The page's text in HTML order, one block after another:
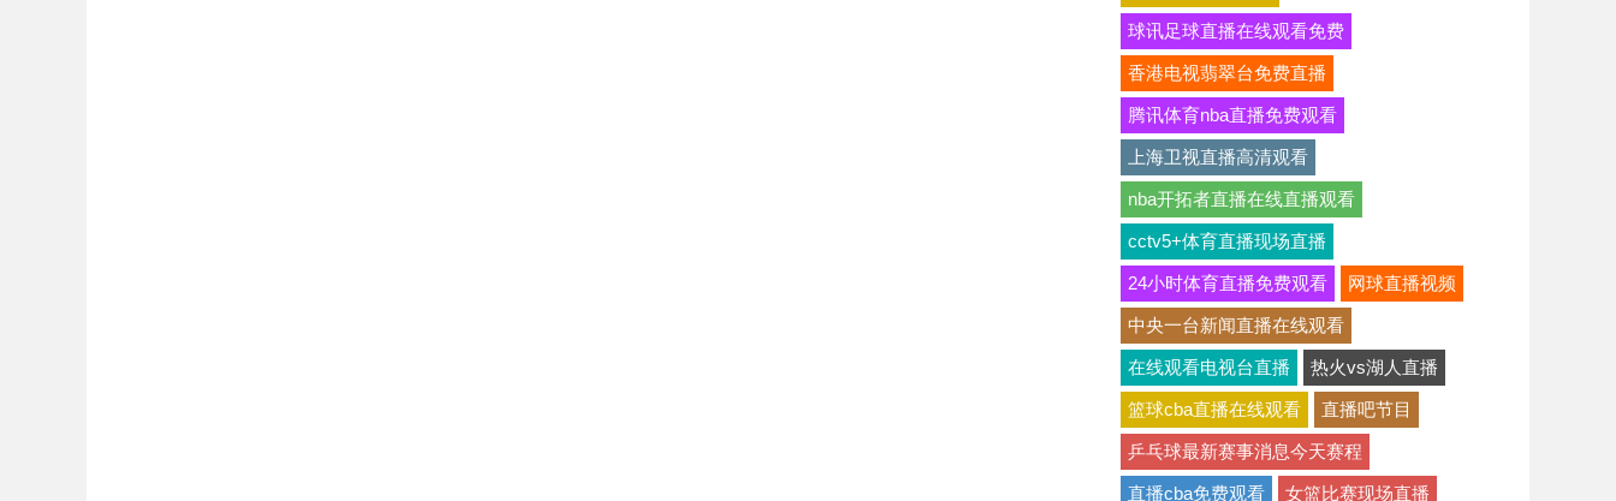
球讯足球直播在线观看免费
香港电视翡翠台免费直播
腾讯体育nba直播免费观看
上海卫视直播高清观看
nba开拓者直播在线直播观看
cctv5+体育直播现场直播
24小时体育直播免费观看 网球直播视频
中央一台新闻直播在线观看
在线观看电视台直播 热火vs湖人直播
篮球cba直播在线观看 直播吧节目
乒乓球最新赛事消息今天赛程
直播cba免费观看 女篮比赛现场直播